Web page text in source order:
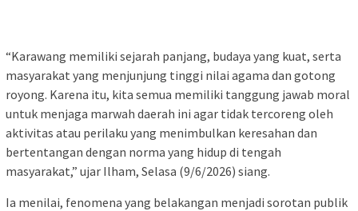
“Karawang memiliki sejarah panjang, budaya yang kuat, serta
masyarakat yang menjunjung tinggi nilai agama dan gotong
royong. Karena itu, kita semua memiliki tanggung jawab moral
untuk menjaga marwah daerah ini agar tidak tercoreng oleh
aktivitas atau perilaku yang menimbulkan keresahan dan
bertentangan dengan norma yang hidup di tengah
masyarakat,” ujar Ilham, Selasa (9/6/2026) siang.
Ia menilai, fenomena yang belakangan menjadi sorotan publik